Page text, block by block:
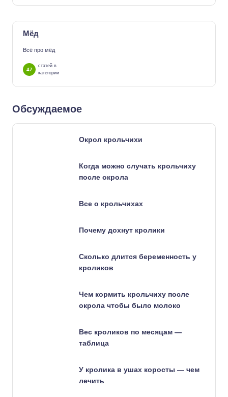
Мёд
Всё про мёд
47
статей в
категории
Обсуждаемое
Окрол крольчихи
Когда можно случать крольчиху
после окрола
Все о крольчихах
Почему дохнут кролики
Сколько длится беременность у
кроликов
Чем кормить крольчиху после
окрола чтобы было молоко
Вес кроликов по месяцам —
таблица
У кролика в ушах коросты — чем
лечить